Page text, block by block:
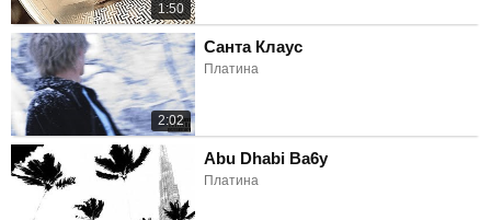
1:50
2:02
Санта Клаус
Платина
Abu Dhabi Ba6y
Платина